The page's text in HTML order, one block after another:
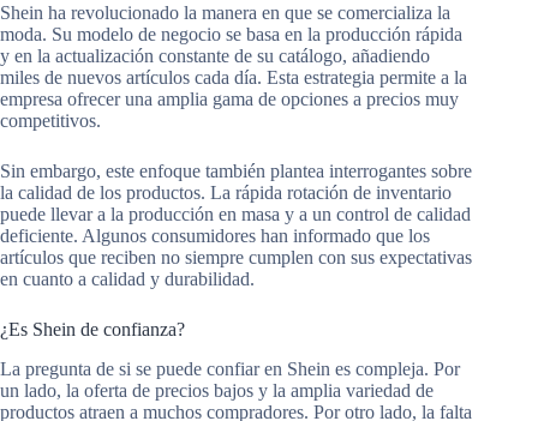
Shein ha revolucionado la manera en que se comercializa la
moda. Su modelo de negocio se basa en la producción rápida
y en la actualización constante de su catálogo, añadiendo
miles de nuevos artículos cada día. Esta estrategia permite a la
empresa ofrecer una amplia gama de opciones a precios muy
competitivos.
Sin embargo, este enfoque también plantea interrogantes sobre
la calidad de los productos. La rápida rotación de inventario
puede llevar a la producción en masa y a un control de calidad
deficiente. Algunos consumidores han informado que los
artículos que reciben no siempre cumplen con sus expectativas
en cuanto a calidad y durabilidad.
¿Es Shein de confianza?
La pregunta de si se puede confiar en Shein es compleja. Por
un lado, la oferta de precios bajos y la amplia variedad de
productos atraen a muchos compradores. Por otro lado, la falta